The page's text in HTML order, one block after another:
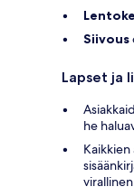
Siivous
Lapset ja
he
Kaikkien